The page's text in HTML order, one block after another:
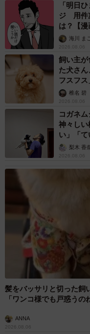
もうお分かりですね。
と」とは…。
人生が変わったって…これで
「いやほんと、自分が
の？最近化粧品変えた
これは自分だけで独占
もDちゃんにも勧めた
てみんなに勧める』っ
勧め始めてたった3カ
やで。ほんまこれ、キ
んなが幸せになるって
てるAちゃんにも教え
くなってな。今度東京
うとくけど、これネズ
「明日
ジ 用件
は？【漫
海川 ま
2026.08.06
飼い主が
た犬さ
フスフス
椎名 碧
2026.08.06
コガネ
神々し
い」「て
梨木 香
2026.08.06
髪をバッサリと切った飼
「ワンコ様でも戸惑うの
ANNA
2026.08.06